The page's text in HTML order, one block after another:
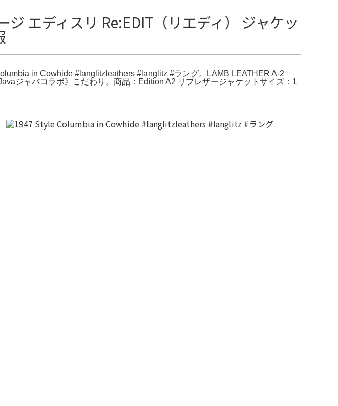
エディスリ Re:EDIT（リエディ） ジャケッ
in Cowhide #langlitzleathers #langlitz #ラング。LAMB LEATHER A-2
ジャバコラボ》こだわり。商品：Edition A2 リブレザージャケットサイズ：1